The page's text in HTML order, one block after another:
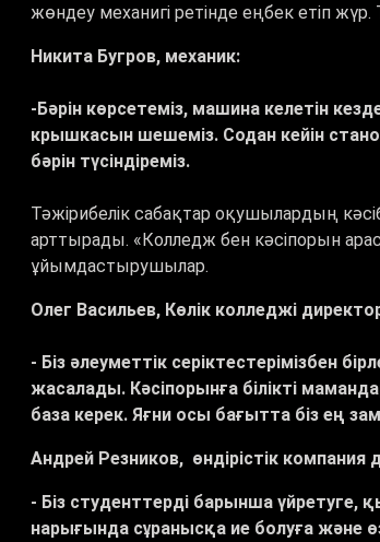
жөндеу механигі ретінде еңбек етіп
Никита Бугров, механик:
-Бәрін көрсетеміз, машина келетін
крышкасын шешеміз. Содан кейін
бәрін түсіндіреміз.
Тәжірибелік сабақтар оқушылардың
арттырады. «Колледж бен кәсіпорын
ұйымдастырушылар.
Олег Васильев, Көлік колледжі
- Біз әлеуметтік серіктестерімізбен
жасалады. Кәсіпорынға білікті
база керек. Яғни осы бағытта біз ең
Андрей Резников, өндірістік
- Біз студенттерді барынша
нарығында сұранысқа ие болуға және